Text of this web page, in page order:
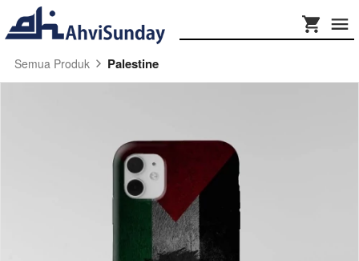
Semua Produk Palestine